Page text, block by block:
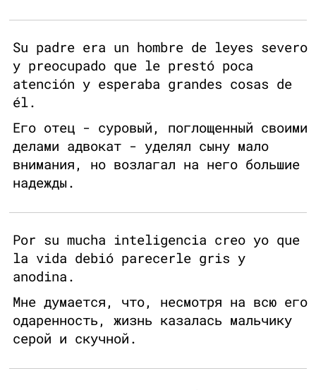
Su padre era un hombre de leyes severo
y preocupado que le prestó poca
atención y esperaba grandes cosas de
él.
Его отец - суровый, поглощенный своими
делами адвокат - уделял сыну мало
внимания, но возлагал на него большие
надежды.
Por su mucha inteligencia creo yo que
la vida debió parecerle gris y
anodina.
Мне думается, что, несмотря на всю его
одаренность, жизнь казалась мальчику
серой и скучной.